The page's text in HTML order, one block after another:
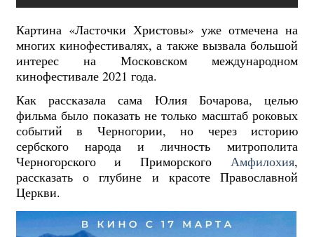
Картина «Ласточки Христовы» уже отмечена на
многих кинофестивалях, а также вызвала большой
интерес на Московском международном
кинофестивале 2021 года.
Как рассказала сама Юлия Бочарова, целью
фильма было показать не только масштаб роковых
событий в Черногории, но через историю
сербского народа и личность митрополита
Черногорского и Приморского Амфилохия,
рассказать о глубине и красоте Православной
Церкви.